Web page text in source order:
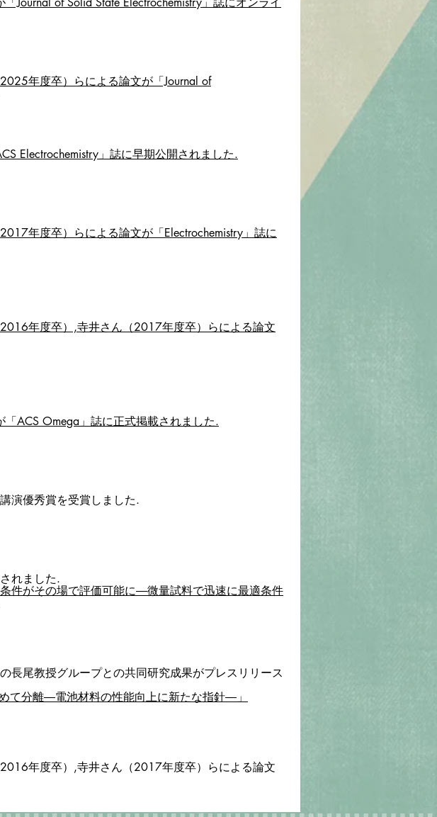
年度卒）らによる論文が「Journal of
Electrochemistry」誌に早期公開されました.
年度卒）らによる論文が「Electrochemistry」誌に
年度卒）,寺井さん（2017年度卒）らによる論文
ACS Omega」誌に正式掲載されました.
演優秀賞を受賞しました.
れました.
件がその場で評価可能に―微量試料で迅速に最適条件
長尾教授グループとの共同研究成果がプレスリリース
て分離―電池材料の性能向上に新たな指針―」
年度卒）,寺井さん（2017年度卒）らによる論文